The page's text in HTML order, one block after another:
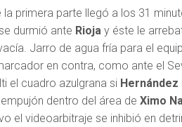
primera parte llegó a los 31
durmió ante Riojay éste le
Jarro de agua fría para el
en contra, como ante el
el cuadro azulgrana si Hernández
dentro del área deXimo
el videoarbitraje se inhibió en